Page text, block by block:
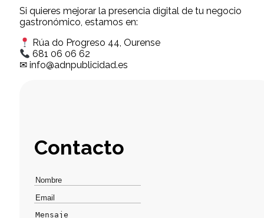
Si quieres mejorar la presencia digital de tu negocio
gastronómico, estamos en:
Rúa do Progreso 44, Ourense
681 06 06 62
✉ info@adnpublicidad.es
Contacto